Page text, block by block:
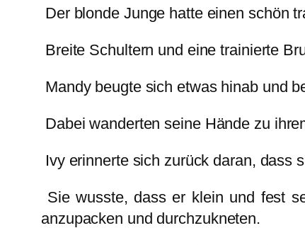
Der blonde Junge hatte einen schön
Breite Schultern und eine trainierte
Mandy beugte sich etwas hinab und
Dabei wanderten seine Hände zu
Ivy erinnerte sich zurück daran, dass
Sie wusste, dass er klein und fest
anzupacken und durchzukneten.